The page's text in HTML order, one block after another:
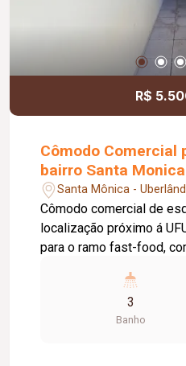
R$
Cômodo Comercial
bairro Santa Monica
Santa Mônica -
Cômodo comercial de
localização próximo á
para o ramo fast-food,
3
Banho